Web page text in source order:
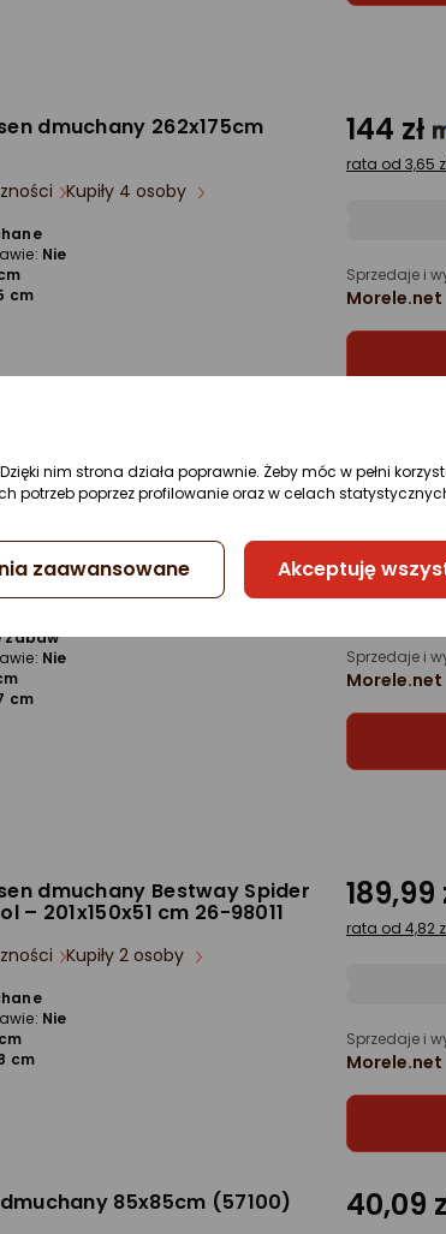
dmuchany 262x175cm
Kupiły 4 osoby
Nie
cm
144 zł
rata od 3,65
Sprzedaje i
Morele.net
Basen dmuchany
nożna 1.20m x 1
Kupiły 3 osoby
zabaw
Nie
cm
119,06
rata od 3,02
Sprzedaje i
Morele.net
dmuchany Bestway Spider
– 201x150x51 cm 26-98011
Kupiły 2 osoby
Nie
cm
189,99
rata od 4,82
Sprzedaje i
Morele.net
85x85cm (57100) 40,09
nim strona działa poprawnie. Żeby móc w pełni
potrzeb poprzez profilowanie oraz w celach
zaawansowane Akceptuję